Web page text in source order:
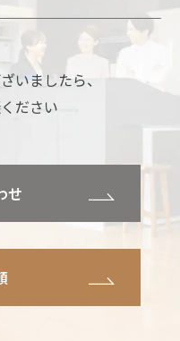
いましたら、
ださい
せ